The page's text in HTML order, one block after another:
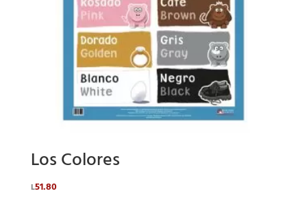
Los Colores
L51.80